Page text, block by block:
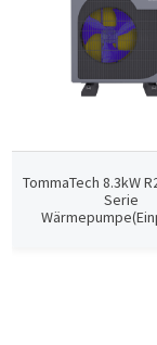
TommaTech 8.3kW
Serie